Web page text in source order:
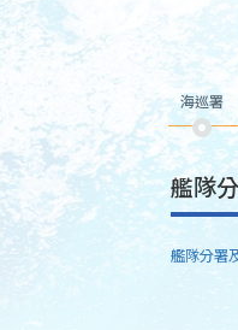
海巡署
艦隊
艦隊分署